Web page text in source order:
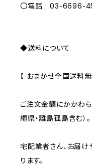
〇電話 03-6696-
◆送料について
【 おまかせ全国送料無
ご注文金額にかかわ
縄県・離島孤島含む）。
宅配業者さん、お届
ります。